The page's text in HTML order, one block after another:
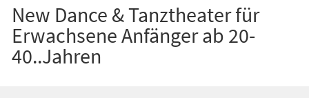
New Dance & Tanztheater für
Erwachsene Anfänger ab 20-
40..Jahren